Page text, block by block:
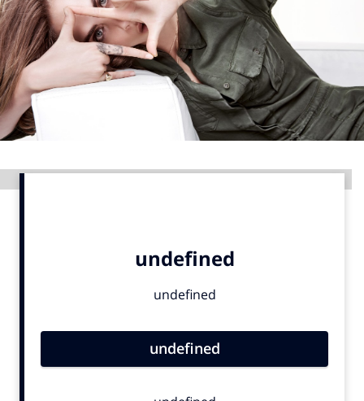
Menu
Home
9 sept: GenAI-training
12 nov: MarketingLive!
Adverteren
Events
Opleidingen
Artificial Intelligence